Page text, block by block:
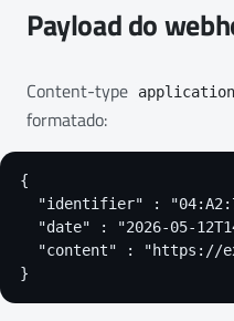
Payload do
Content-type
formatado:
{
"identifier" :
"date" : "2026-05-
"content" : "https://
}